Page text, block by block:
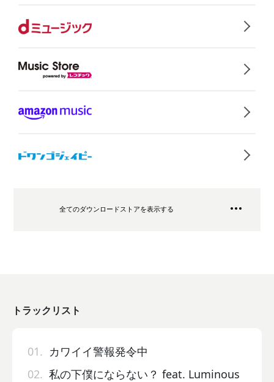
全てのダウンロードストアを表示する
トラックリスト
01. カワイイ警報発令中
02. 私の下僕にならない？ feat. Luminous